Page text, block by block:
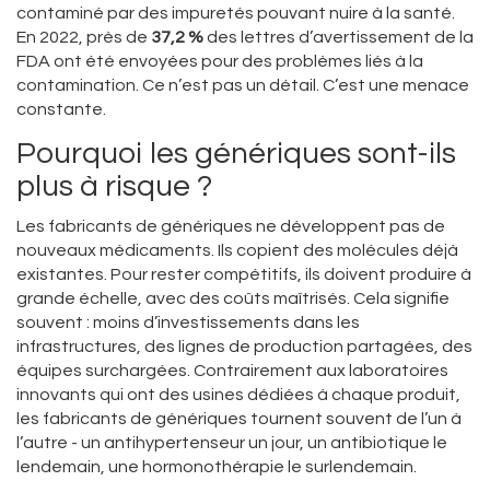
contaminé par des impuretés pouvant nuire à la santé.
En 2022, près de 37,2 %des lettres d’avertissement de la
FDA ont été envoyées pour des problèmes liés à la
contamination. Ce n’est pas un détail. C’est une menace
constante.
Pourquoi les génériques sont-ils
plus à risque ?
Les fabricants de génériques ne développent pas de
nouveaux médicaments. Ils copient des molécules déjà
existantes. Pour rester compétitifs, ils doivent produire à
grande échelle, avec des coûts maîtrisés. Cela signifie
souvent : moins d’investissements dans les
infrastructures, des lignes de production partagées, des
équipes surchargées. Contrairement aux laboratoires
innovants qui ont des usines dédiées à chaque produit,
les fabricants de génériques tournent souvent de l’un à
l’autre - un antihypertenseur un jour, un antibiotique le
lendemain, une hormonothérapie le surlendemain.